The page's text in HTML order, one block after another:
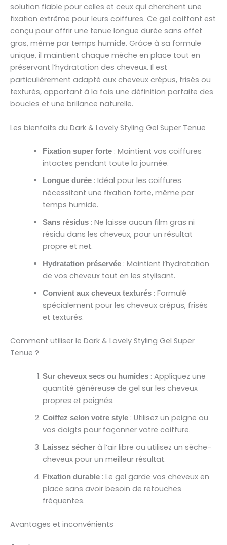
solution fiable pour celles et ceux qui cherchent une
fixation extrême pour leurs coiffures. Ce gel coiffant est
conçu pour offrir une tenue longue durée sans effet
gras, même par temps humide. Grâce à sa formule
unique, il maintient chaque mèche en place tout en
préservant l’hydratation des cheveux. Il est
particulièrement adapté aux cheveux crépus, frisés ou
texturés, apportant à la fois une définition parfaite des
boucles et une brillance naturelle.
Les bienfaits du Dark & Lovely Styling Gel Super Tenue
Fixation super forte: Maintient vos coiffures
intactes pendant toute la journée.
Longue durée: Idéal pour les coiffures
nécessitant une fixation forte, même par
temps humide.
Sans résidus: Ne laisse aucun film gras ni
résidu dans les cheveux, pour un résultat
propre et net.
Hydratation préservée: Maintient l’hydratation
de vos cheveux tout en les stylisant.
Convient aux cheveux texturés: Formulé
spécialement pour les cheveux crépus, frisés
et texturés.
Comment utiliser le Dark & Lovely Styling Gel Super
Tenue ?
Sur cheveux secs ou humides: Appliquez une
quantité généreuse de gel sur les cheveux
propres et peignés.
Coiffez selon votre style: Utilisez un peigne ou
vos doigts pour façonner votre coiffure.
Laissez sécherà l’air libre ou utilisez un sèche-
cheveux pour un meilleur résultat.
Fixation durable: Le gel garde vos cheveux en
place sans avoir besoin de retouches
fréquentes.
Avantages et inconvénients